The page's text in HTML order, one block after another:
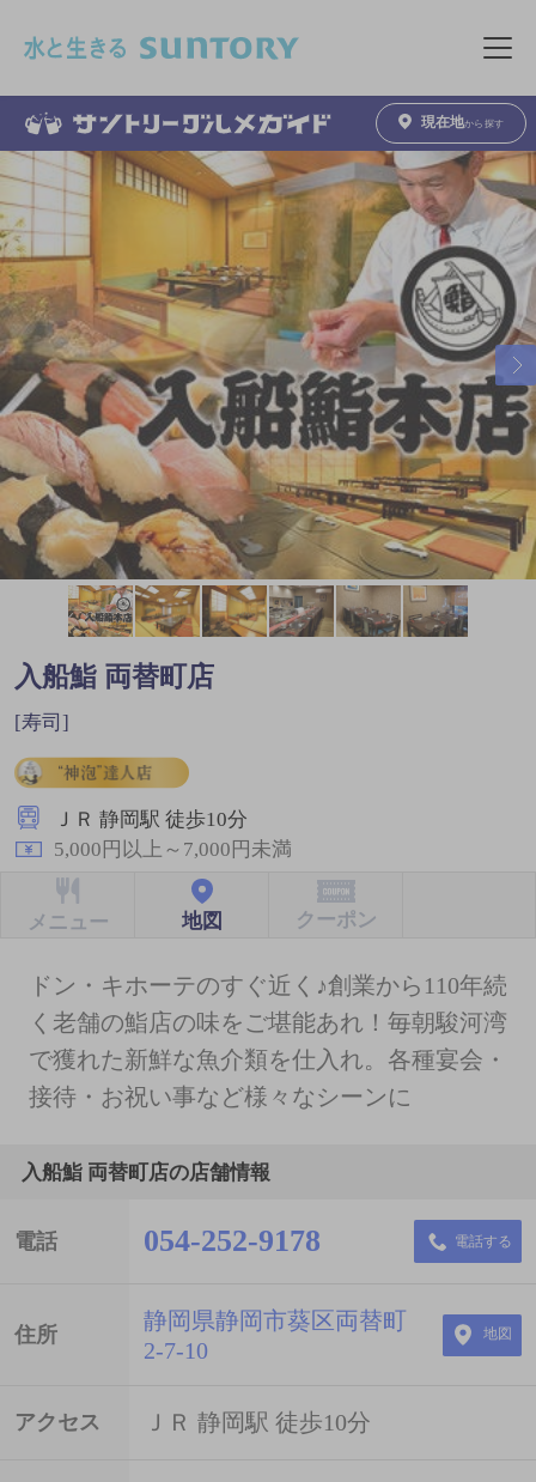
メニュ
現在地から探す
入船鮨 両替町店
[寿司]
ＪＲ 静岡駅 徒歩10分
5,000円以上～7,000円未満
メニュー 地図 クーポン
ドン・キホーテのすぐ近く♪創業から110年続
く老舗の鮨店の味をご堪能あれ！毎朝駿河湾
で獲れた新鮮な魚介類を仕入れ。各種宴会・
接待・お祝い事など様々なシーンに
入船鮨 両替町店の店舗情報
電話 054-252-9178 電話する
住所
静岡県静岡市葵区両替町
2-7-10
地図
アクセス ＪＲ 静岡駅 徒歩10分